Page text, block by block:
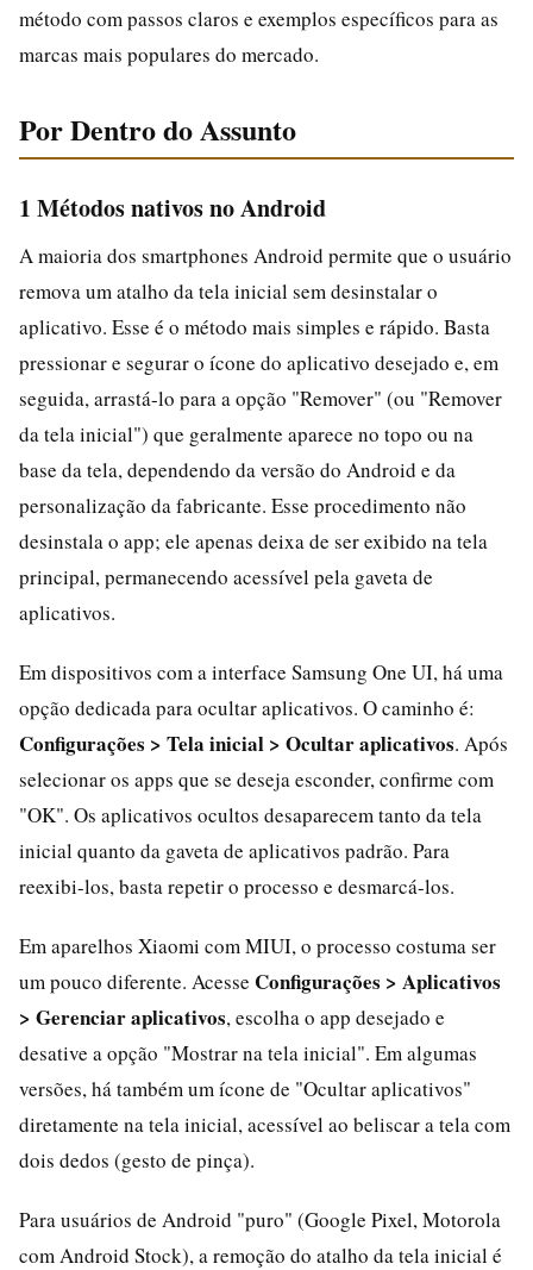
método com passos claros e exemplos específicos para as
marcas mais populares do mercado.
Por Dentro do Assunto
1 Métodos nativos no Android
A maioria dos smartphones Android permite que o usuário
remova um atalho da tela inicial sem desinstalar o
aplicativo. Esse é o método mais simples e rápido. Basta
pressionar e segurar o ícone do aplicativo desejado e, em
seguida, arrastá-lo para a opção "Remover" (ou "Remover
da tela inicial") que geralmente aparece no topo ou na
base da tela, dependendo da versão do Android e da
personalização da fabricante. Esse procedimento não
desinstala o app; ele apenas deixa de ser exibido na tela
principal, permanecendo acessível pela gaveta de
aplicativos.
Em dispositivos com a interface Samsung One UI, há uma
opção dedicada para ocultar aplicativos. O caminho é:
Configurações > Tela inicial > Ocultar aplicativos. Após
selecionar os apps que se deseja esconder, confirme com
"OK". Os aplicativos ocultos desaparecem tanto da tela
inicial quanto da gaveta de aplicativos padrão. Para
reexibi-los, basta repetir o processo e desmarcá-los.
Em aparelhos Xiaomi com MIUI, o processo costuma ser
um pouco diferente. Acesse Configurações > Aplicativos
> Gerenciar aplicativos, escolha o app desejado e
desative a opção "Mostrar na tela inicial". Em algumas
versões, há também um ícone de "Ocultar aplicativos"
diretamente na tela inicial, acessível ao beliscar a tela com
dois dedos (gesto de pinça).
Para usuários de Android "puro" (Google Pixel, Motorola
com Android Stock), a remoção do atalho da tela inicial é